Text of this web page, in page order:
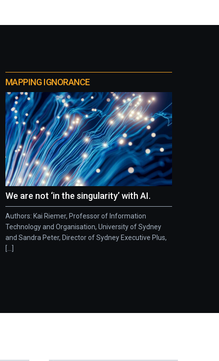
MAPPING IGNORANCE
We are not ‘in the singularity’ with AI.
Authors: Kai Riemer, Professor of Information
Technology and Organisation, University of Sydney
and Sandra Peter, Director of Sydney Executive Plus,
[...]